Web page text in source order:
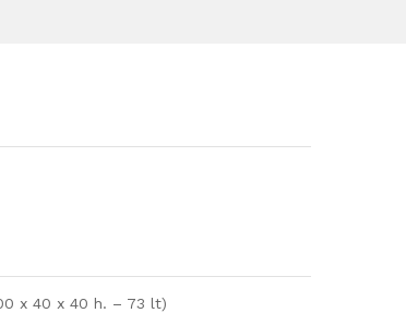
x 40 x 40 h. – 73 lt)